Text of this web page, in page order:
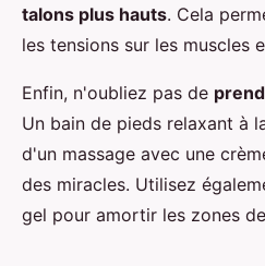
talons plus hauts. Cela
les tensions sur les muscles
Enfin, n'oubliez pas de
Un bain de pieds relaxant à
d'un massage avec une
des miracles. Utilisez
gel pour amortir les zones